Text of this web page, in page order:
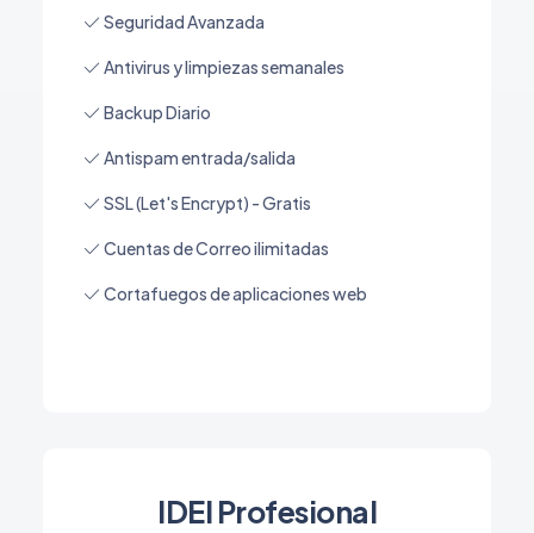
Seguridad Avanzada
Antivirus y limpiezas semanales
Backup Diario
Antispam entrada/salida
SSL (Let's Encrypt) - Gratis
Cuentas de Correo ilimitadas
Cortafuegos de aplicaciones web
IDEI Profesional